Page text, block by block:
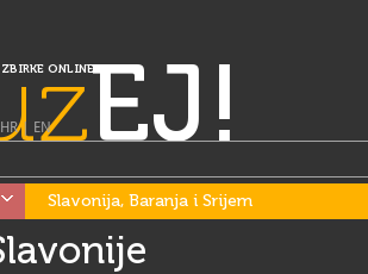
ONLINEEJ!
HR| EN
Slavonija, Baranja i Srijem